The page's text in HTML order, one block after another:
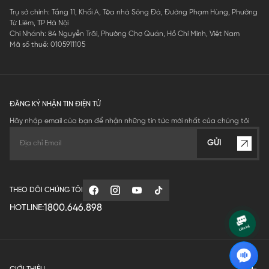
Trụ sở chính: Tầng 11, Khối A, Tòa nhà Sông Đà, Đường Phạm Hùng, Phường
Từ Liêm, TP Hà Nội
Chi Nhánh: 84 Nguyễn Trãi, Phường Chợ Quán, Hồ Chí Minh, Việt Nam
Mã số thuế: 0105911105
ĐĂNG KÝ NHẬN TIN ĐIỆN TỬ
Hãy nhập email của bạn để nhận những tin tức mới nhất của chúng tôi
GỬI
THEO DÕI CHÚNG TÔI
HOTLINE:1800.646.898